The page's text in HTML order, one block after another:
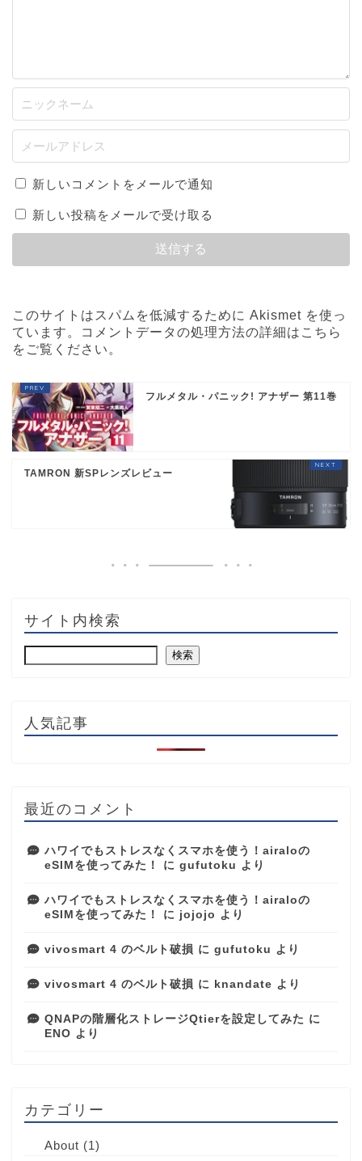
新しいコメントをメールで通知
新しい投稿をメールで受け取る
このサイトはスパムを低減するために Akismet を使っ
ています。
コメントデータの処理方法の詳細はこちら
をご覧ください 。
フルメタル・パニック! アナザー 第11巻
TAMRON 新SPレンズレビュー
サイト内検索
検索
人気記事
最近のコメント
ハワイでもストレスなくスマホを使う！airaloの
eSIMを使ってみた！
に gufutoku より
ハワイでもストレスなくスマホを使う！airaloの
eSIMを使ってみた！
に jojojo より
vivosmart 4 のベルト破損 に gufutoku より
vivosmart 4 のベルト破損 に knandate より
QNAPの階層化ストレージQtierを設定してみた に
ENO より
カテゴリー
About (1)